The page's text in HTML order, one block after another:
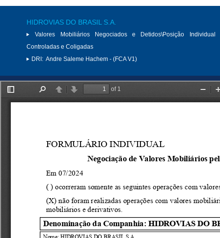
HIDROVIAS DO BRASIL S.A.
Valores Mobiliários Negociados e Detidos\Posição
Controladas e Coligadas
DRI: Andre Saleme Hachem - (FCA V1)